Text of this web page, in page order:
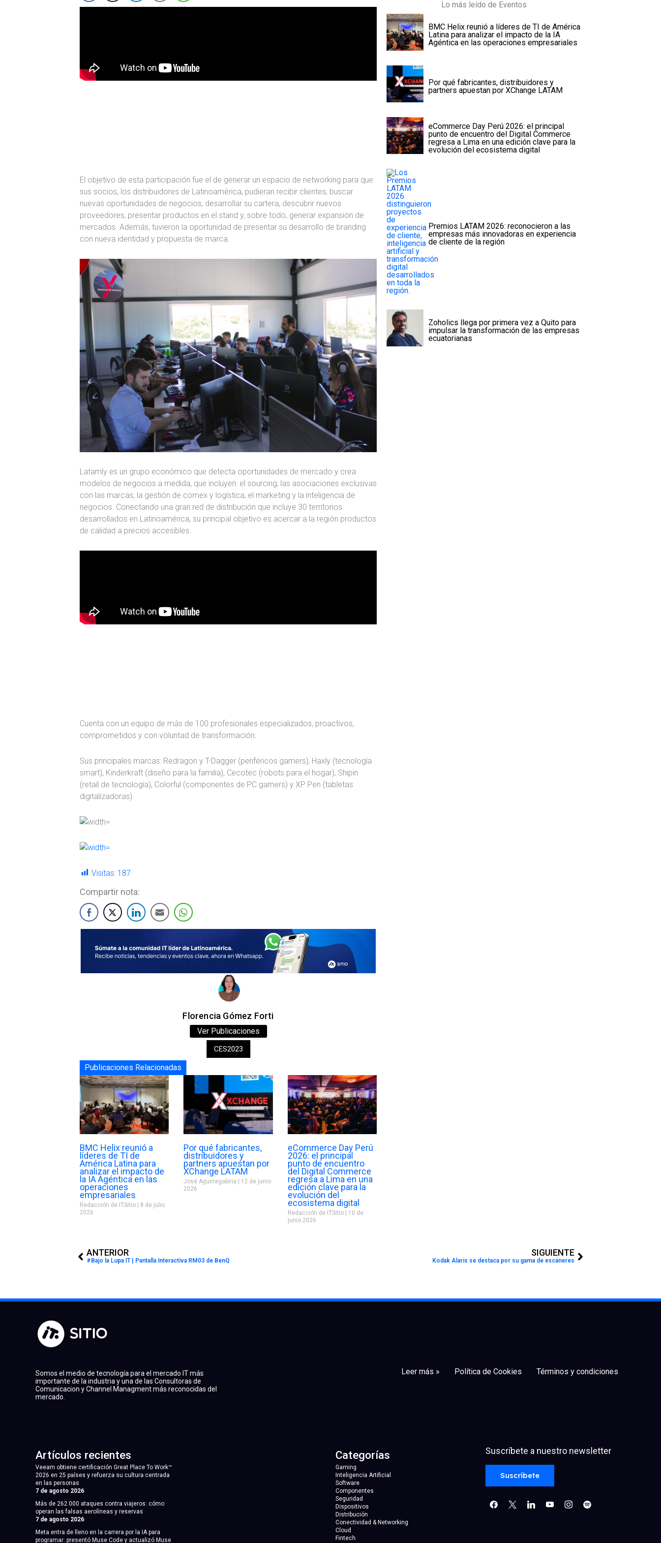
El objetivo de esta participación fue el de generar un espacio de networking para que
sus socios, los distribuidores de Latinoamérica, pudieran recibir clientes, buscar
nuevas oportunidades de negocios, desarrollar su cartera, descubrir nuevos
proveedores, presentar productos en el stand y, sobre todo, generar expansión de
mercados. Además, tuvieron la oportunidad de presentar su desarrollo de branding
con nueva identidad y propuesta de marca.
Latamly es un grupo económico que detecta oportunidades de mercado y crea
modelos de negocios a medida, que incluyen: el sourcing, las asociaciones exclusivas
con las marcas, la gestión de comex y logística, el marketing y la inteligencia de
negocios. Conectando una gran red de distribución que incluye 30 territorios
desarrollados en Latinoamérica, su principal objetivo es acercar a la región productos
de calidad a precios accesibles.
Cuenta con un equipo de más de 100 profesionales especializados, proactivos,
comprometidos y con voluntad de transformación.
Sus principales marcas: Redragon y T-Dagger (periféricos gamers), Haxly (tecnología
smart), Kinderkraft (diseño para la familia), Cecotec (robots para el hogar), Shipin
(retail de tecnología), Colorful (componentes de PC gamers) y XP Pen (tabletas
digitalizadoras).
Visitas: 187
Compartir nota:
Florencia Gómez Forti
Ver Publicaciones
CES2023
Publicaciones Relacionadas
BMC Helix reunió a
líderes de TI de
América Latina para
analizar el impacto de
la IA Agéntica en las
operaciones
empresariales
Redacción de ITSitio
8 de julio
2026
Por qué fabricantes,
distribuidores y
partners apuestan por
XChange LATAM
José Aguirregabiria
12 de junio
2026
eCommerce Day Perú
2026: el principal
punto de encuentro
del Digital Commerce
regresa a Lima en una
edición clave para la
evolución del
ecosistema digital
Redacción de ITSitio
10 de
junio 2026
Lo más leído de Eventos
BMC Helix reunió a líderes de TI de América
Latina para analizar el impacto de la IA
Agéntica en las operaciones empresariales
Por qué fabricantes, distribuidores y
partners apuestan por XChange LATAM
eCommerce Day Perú 2026: el principal
punto de encuentro del Digital Commerce
regresa a Lima en una edición clave para la
evolución del ecosistema digital
Premios LATAM 2026: reconocieron a las
empresas más innovadoras en experiencia
de cliente de la región
Zoholics llega por primera vez a Quito para
impulsar la transformación de las empresas
ecuatorianas
ANTERIOR
#Bajo la Lupa IT | Pantalla Interactiva RM03 de BenQ
SIGUIENTE
Kodak Alaris se destaca por su gama de escáneres
Somos el medio de tecnología para el mercado IT más
importante de la industria y una de las Consultoras de
Comunicacion y Channel Managment más reconocidas del
mercado.
Leer más » Política de Cookies Términos y condiciones
Artículos recientes
Veeam obtiene certificación Great Place To Work™
2026 en 25 países y refuerza su cultura centrada
en las personas
7 de agosto 2026
Más de 262.000 ataques contra viajeros: cómo
operan las falsas aerolíneas y reservas
7 de agosto 2026
Meta entra de lleno en la carrera por la IA para
programar: presentó Muse Code y actualizó Muse
Categorías
Gaming
Inteligencia Artificial
Software
Componentes
Seguridad
Dispositivos
Distribución
Conectividad & Networking
Cloud
Fintech
Suscríbete a nuestro newsletter
Suscríbete
facebook
x linkedinyoutubeinstagram
spotify